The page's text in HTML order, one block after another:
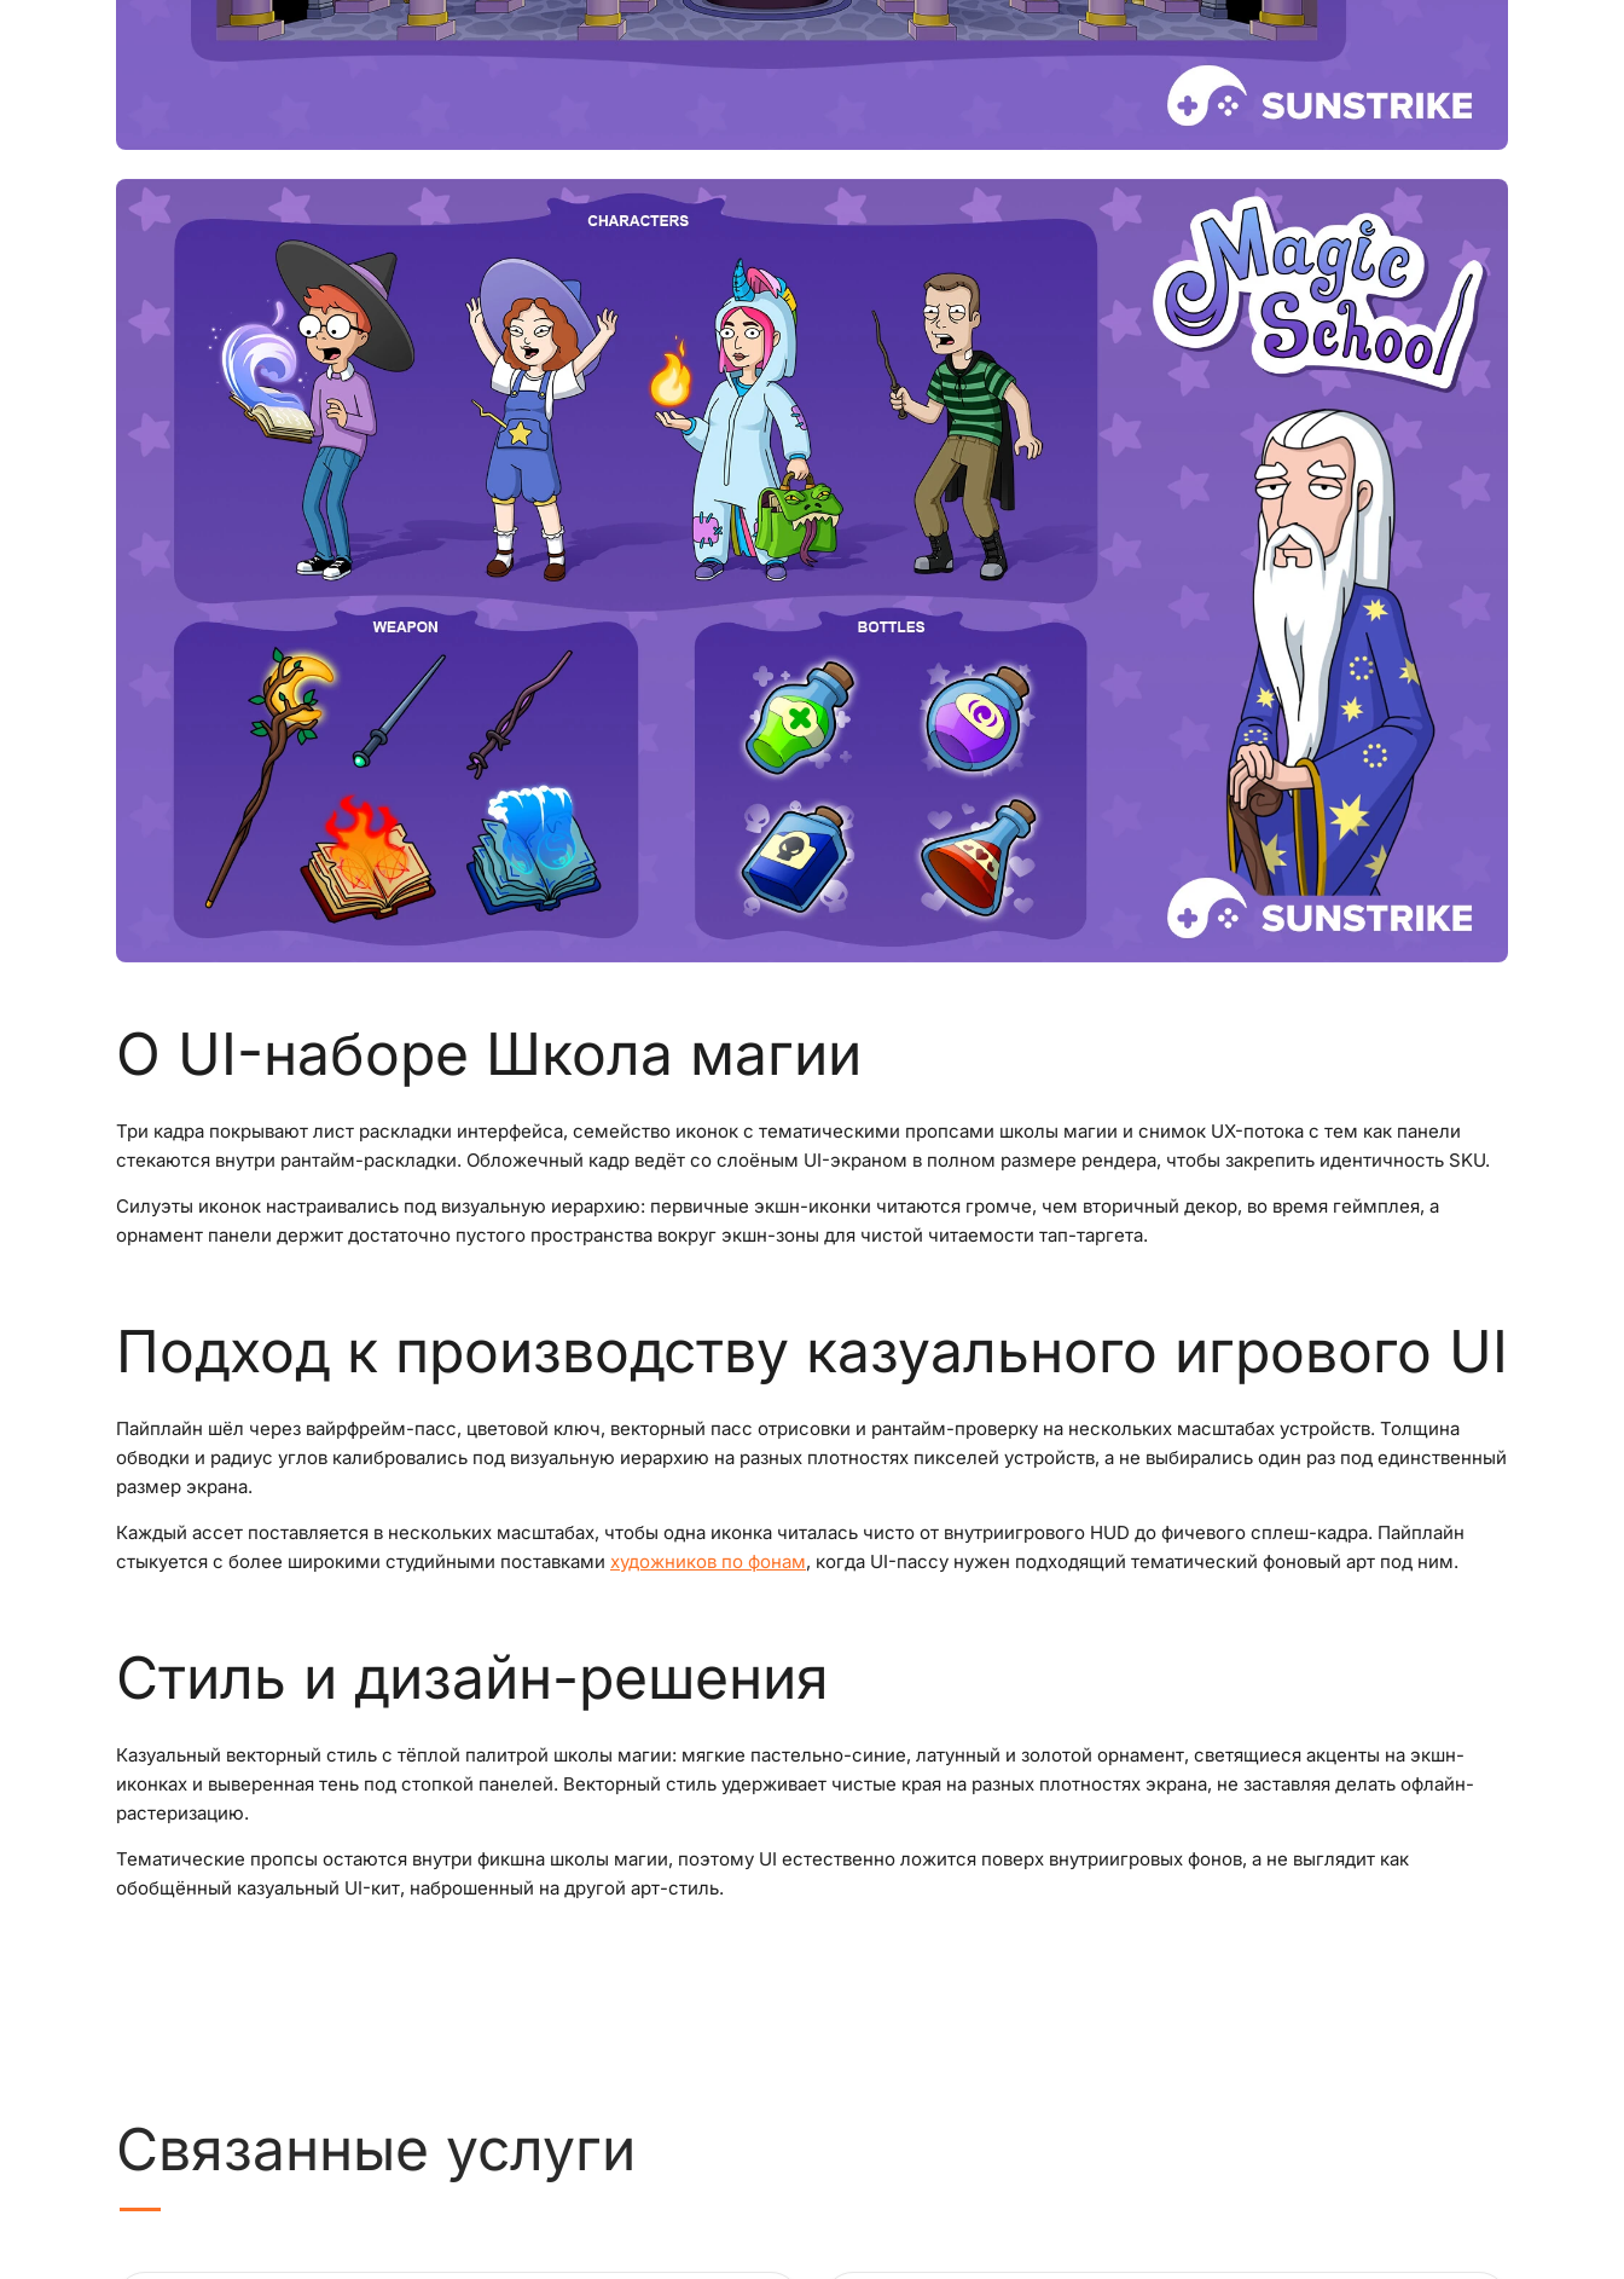
О UI-наборе Школа магии
Три кадра покрывают лист раскладки интерфейса, семейство иконок с тематическими пропсами школы магии и снимок UX-потока с тем как панели
стекаются внутри рантайм-раскладки. Обложечный кадр ведёт со слоёным UI-экраном в полном размере рендера, чтобы закрепить идентичность SKU.
Силуэты иконок настраивались под визуальную иерархию: первичные экшн-иконки читаются громче, чем вторичный декор, во время геймплея, а
орнамент панели держит достаточно пустого пространства вокруг экшн-зоны для чистой читаемости тап-таргета.
Подход к производству казуального игрового UI
Пайплайн шёл через вайрфрейм-пасс, цветовой ключ, векторный пасс отрисовки и рантайм-проверку на нескольких масштабах устройств. Толщина
обводки и радиус углов калибровались под визуальную иерархию на разных плотностях пикселей устройств, а не выбирались один раз под единственный
размер экрана.
Каждый ассет поставляется в нескольких масштабах, чтобы одна иконка читалась чисто от внутриигрового HUD до фичевого сплеш-кадра. Пайплайн
стыкуется с более широкими студийными поставками художников по фонам, когда UI-пассу нужен подходящий тематический фоновый арт под ним.
Стиль и дизайн-решения
Казуальный векторный стиль с тёплой палитрой школы магии: мягкие пастельно-синие, латунный и золотой орнамент, светящиеся акценты на экшн-
иконках и выверенная тень под стопкой панелей. Векторный стиль удерживает чистые края на разных плотностях экрана, не заставляя делать офлайн-
растеризацию.
Тематические пропсы остаются внутри фикшна школы магии, поэтому UI естественно ложится поверх внутриигровых фонов, а не выглядит как
обобщённый казуальный UI-кит, наброшенный на другой арт-стиль.
Связанные услуги